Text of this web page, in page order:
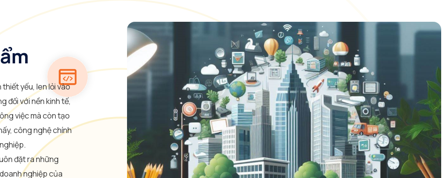
yếu, len lỏi vào
đối với nền kinh tế,
việc mà còn tạo
công nghệ chính
đặt ra những
nghiệp của